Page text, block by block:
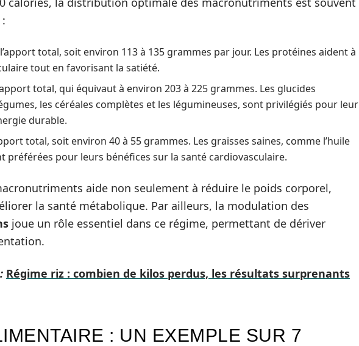
total, soit environ 113 à 135 grammes par jour. Les protéines aident à
tout en favorisant la satiété.
total, qui équivaut à environ 203 à 225 grammes. Les glucides
les céréales complètes et les légumineuses, sont privilégiés pour leur
durable.
total, soit environ 40 à 55 grammes. Les graisses saines, comme l’huile
préférées pour leurs bénéfices sur la santé cardiovasculaire.
aide non seulement à réduire le poids corporel,
la santé métabolique. Par ailleurs, la modulation des
joue un rôle essentiel dans ce régime, permettant de dériver
Régime riz : combien de kilos perdus, les résultats surprenants
: UN EXEMPLE SUR 7